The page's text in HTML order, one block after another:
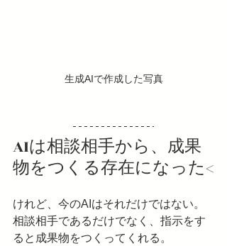
生成AIで作成した写真
AIは相談相手から、成果
物をつくる存在になった<
けれど、今のAIはそれだけではない。
相談相手であるだけでなく、指示をす
ると成果物をつくってくれる。